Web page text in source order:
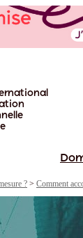
? > Comment